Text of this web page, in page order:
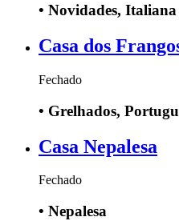
• Novidades, Italiana
Casa dos
Fechado
• Grelhados,
Casa Nepalesa
Fechado
• Nepalesa